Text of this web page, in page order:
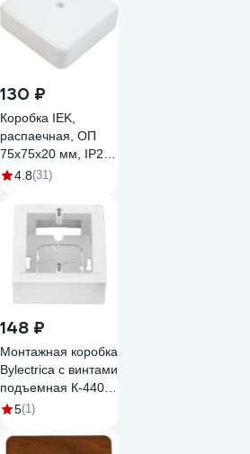
130 ₽
Коробка IEK,
распаечная, ОП
75x75x20 мм, IP20,
КМ41212-01, ИЭК,
4.8(31)
148 ₽
Монтажная коробка
Bylectrica с винтами
подъемная К-440
исп.1 черный
5(1)